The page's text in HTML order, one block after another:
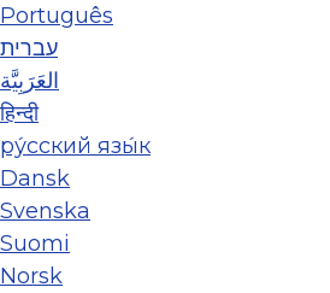
Português
עברית
العَرَبِيَّة
हिन्दी
ру́сский язы́к
Dansk
Svenska
Suomi
Norsk